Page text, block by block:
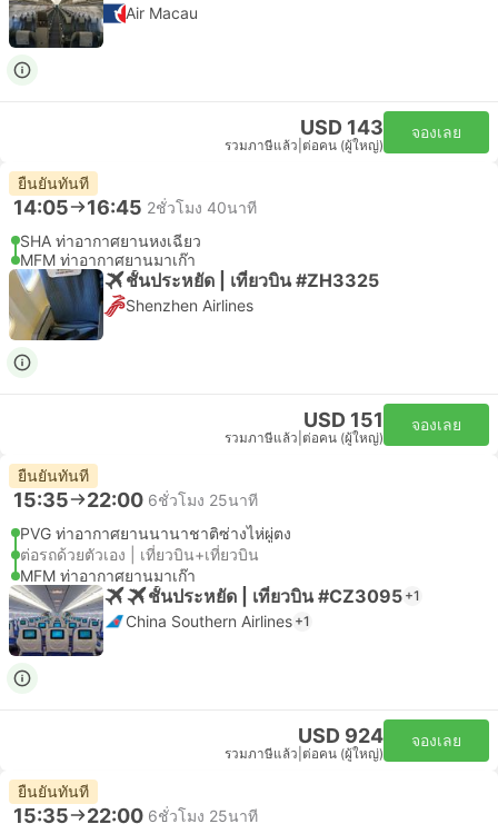
Air Macau
USD 143
รวมภาษีแล้ว ต่อคน (ผู้ใหญ่)
จองเลย
ยืนยันทันที
14:05 16:45 2ชั่วโมง 40นาที
SHA ท่าอากาศยานหงเฉียว
MFM ท่าอากาศยานมาเก๊า
ชั้นประหยัด | เที่ยวบิน #ZH3325
Shenzhen Airlines
USD 151
รวมภาษีแล้ว ต่อคน (ผู้ใหญ่)
จองเลย
ยืนยันทันที
15:35 22:00 6ชั่วโมง 25นาที
PVG ท่าอากาศยานนานาชาติซ่างไห่ผู่ตง
ต่อรถด้วยตัวเอง | เที่ยวบิน+เที่ยวบิน
MFM ท่าอากาศยานมาเก๊า
ชั้นประหยัด | เที่ยวบิน #CZ3095 +1
China Southern Airlines +1
USD 924
รวมภาษีแล้ว ต่อคน (ผู้ใหญ่)
จองเลย
ยืนยันทันที
15:35 22:00 6ชั่วโมง 25นาที